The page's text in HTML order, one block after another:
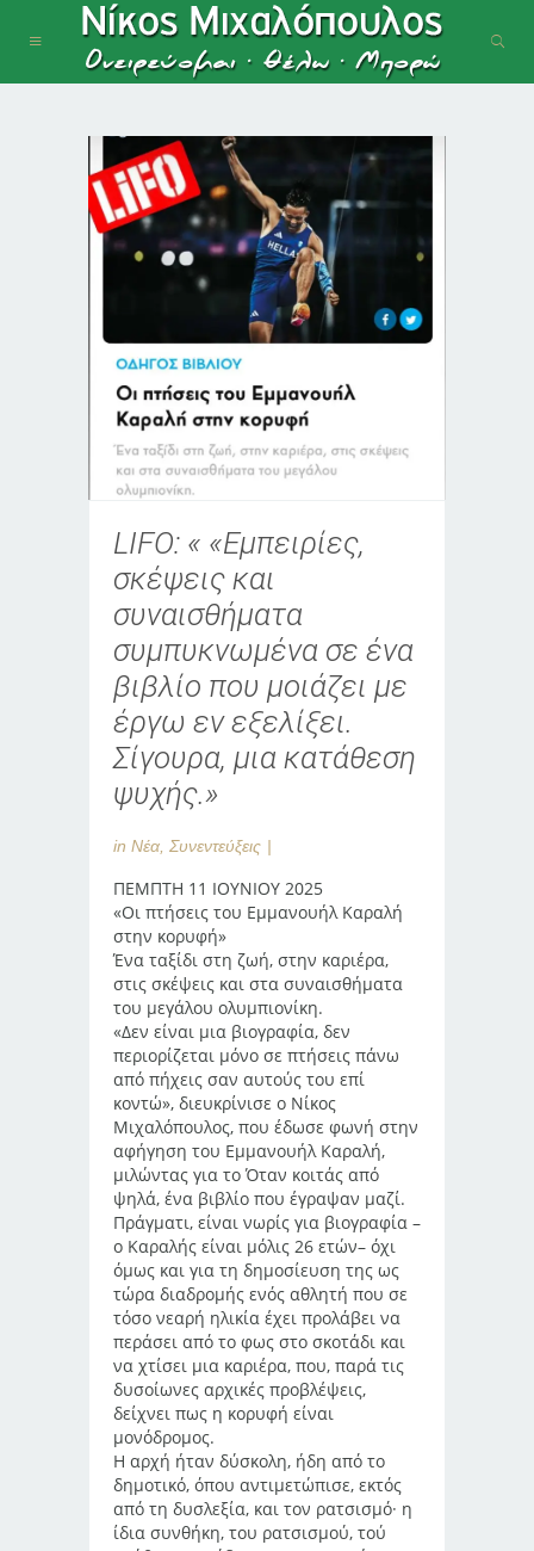
LIFO: « «Εμπειρίες,
σκέψεις και
συναισθήματα
συμπυκνωμένα σε ένα
βιβλίο που μοιάζει με
έργω εν εξελίξει.
Σίγουρα, μια κατάθεση
ψυχής.»
in Νέα Συνεντεύξεις
ΠΕΜΠΤΗ 11 ΙΟΥΝΙΟΥ 2025
«Oι πτήσεις του Εμμανουήλ Καραλή
στην κορυφή»
Ένα ταξίδι στη ζωή, στην καριέρα,
στις σκέψεις και στα συναισθήματα
του μεγάλου ολυμπιονίκη.
«Δεν είναι μια βιογραφία, δεν
περιορίζεται μόνο σε πτήσεις πάνω
από πήχεις σαν αυτούς του επί
κοντώ», διευκρίνισε ο Νίκος
Μιχαλόπουλος, που έδωσε φωνή στην
αφήγηση του Εμμανουήλ Καραλή,
μιλώντας για το Όταν κοιτάς από
ψηλά, ένα βιβλίο που έγραψαν μαζί.
Πράγματι, είναι νωρίς για βιογραφία –
ο Καραλής είναι μόλις 26 ετών– όχι
όμως και για τη δημοσίευση της ως
τώρα διαδρομής ενός αθλητή που σε
τόσο νεαρή ηλικία έχει προλάβει να
περάσει από το φως στο σκοτάδι και
να χτίσει μια καριέρα, που, παρά τις
δυσοίωνες αρχικές προβλέψεις,
δείχνει πως η κορυφή είναι
μονόδρομος.
Η αρχή ήταν δύσκολη, ήδη από το
δημοτικό, όπου αντιμετώπισε, εκτός
από τη δυσλεξία, και τον ρατσισμό· η
ίδια συνθήκη, του ρατσισμού, τού